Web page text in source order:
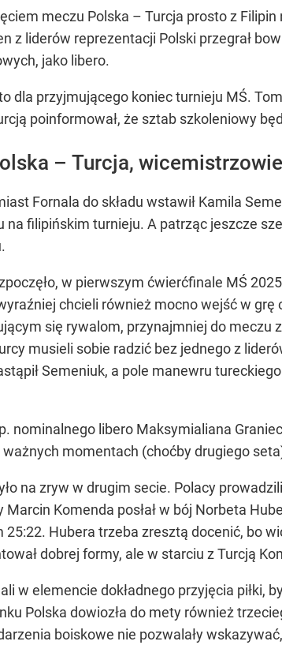
meczu Polska – Turcja prosto z Filipin
z liderów reprezentacji Polski przegrał
jako libero.
dla przyjmującego koniec turnieju MŚ.
poinformował, że sztab szkoleniowy
– Turcja,
Fornala do składu wstawił Kamila
filipińskim turnieju. A patrząc jeszcze
w pierwszym ćwierćfinale MŚ
chcieli również mocno wejść w grę
się rywalom, przynajmniej do meczu
musieli sobie radzić bez jednego z
Semeniuk, a pole manewru
nominalnego libero Maksymialiana
momentach (choćby drugiego
na zryw w drugim secie. Polacy
Komenda posłał w bój Norbeta
25:22. Hubera trzeba zresztą docenić, bo
dobrej formy, ale w starciu z Turcją
w elemencie dokładnego przyjęcia piłki,
Polska dowiozła do mety również
boiskowe nie pozwalały